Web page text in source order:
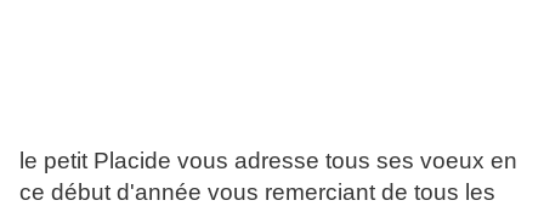
le petit Placide vous adresse tous ses voeux en
ce début d'année vous remerciant de tous les